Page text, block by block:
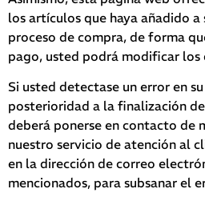
los artículos que haya añadido
proceso de compra, de forma
pago, usted podrá modificar los
Si usted detectase un error en
posterioridad a la finalización
deberá ponerse en contacto de
nuestro servicio de atención al
en la dirección de correo
mencionados, para subsanar el